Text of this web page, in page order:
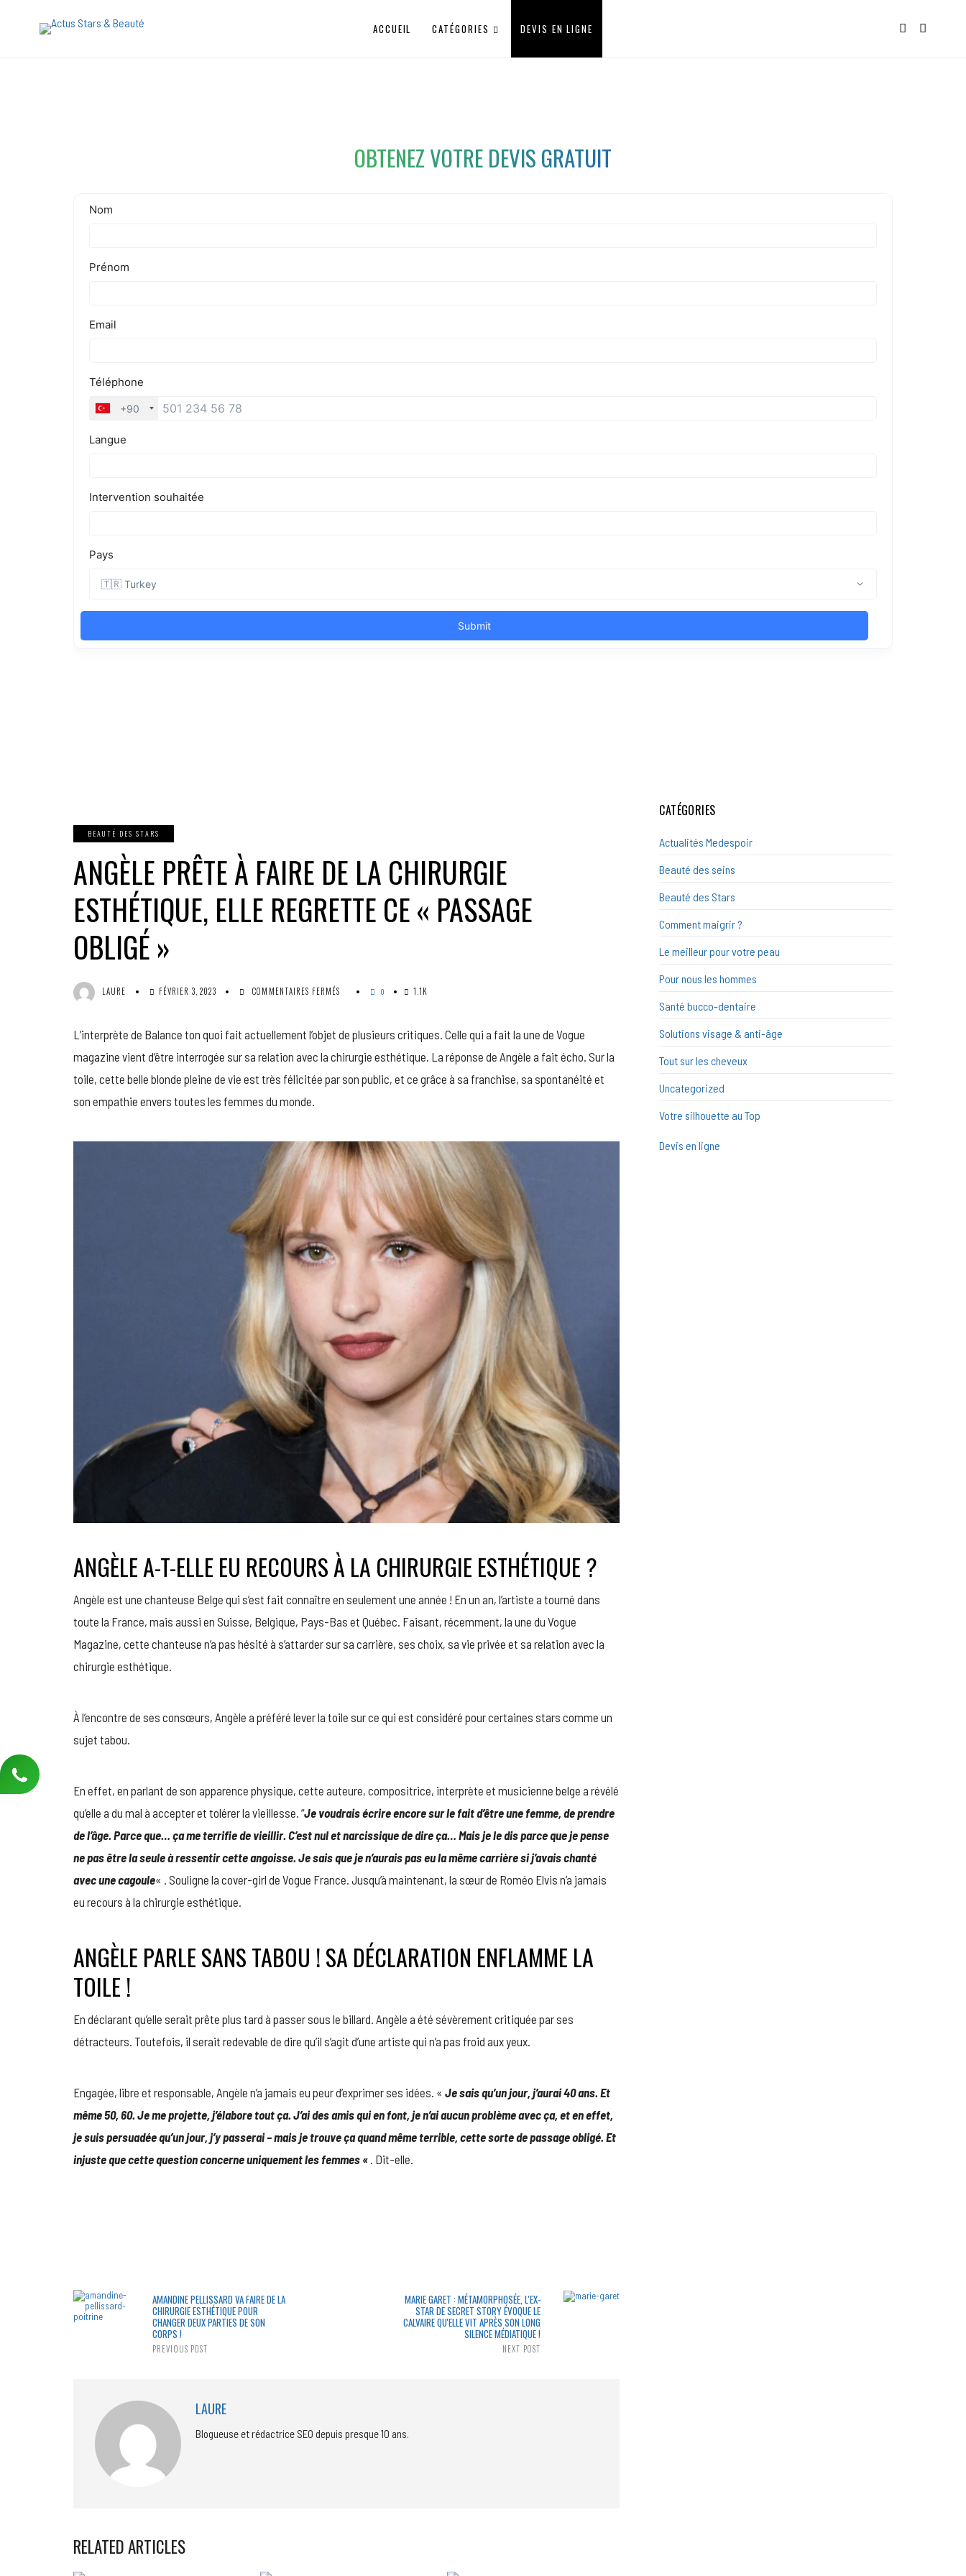
ACCUEIL CATÉGORIES DEVIS EN LIGNE
OBTENEZ VOTRE DEVIS GRATUIT
BEAUTÉ DES STARS
ANGÈLE PRÊTE À FAIRE DE LA CHIRURGIE
ESTHÉTIQUE, ELLE REGRETTE CE « PASSAGE
OBLIGÉ »
LAURE FÉVRIER 3, 2023 COMMENTAIRES FERMÉS
FAIRE
DE
CHIRURGIE
CE
« PASSAGE
OBLIGÉ »
0 1.1K
L’interprète de Balance ton quoi fait actuellement l’objet de plusieurs critiques. Celle qui a fait la une de Vogue
magazine vient d’être interrogée sur sa relation avec la chirurgie esthétique. La réponse de Angèle a fait écho. Sur la
toile, cette belle blonde pleine de vie est très félicitée par son public, et ce grâce à sa franchise, sa spontanéité et
son empathie envers toutes les femmes du monde.
ANGÈLE A-T-ELLE EU RECOURS À LA CHIRURGIE ESTHÉTIQUE ?
Angèle est une chanteuse Belge qui s’est fait connaître en seulement une année ! En un an, l’artiste a tourné dans
toute la France, mais aussi en Suisse, Belgique, Pays-Bas et Québec. Faisant, récemment, la une du Vogue
Magazine, cette chanteuse n’a pas hésité à s’attarder sur sa carrière, ses choix, sa vie privée et sa relation avec la
chirurgie esthétique.
À l’encontre de ses consœurs, Angèle a préféré lever la toile sur ce qui est considéré pour certaines stars comme un
sujet tabou.
En effet, en parlant de son apparence physique, cette auteure, compositrice, interprète et musicienne belge a révélé
qu’elle a du mal à accepter et tolérer la vieillesse. “Je voudrais écrire encore sur le fait d’être une femme, de prendre
de l’âge. Parce que… ça me terrifie de vieillir. C’est nul et narcissique de dire ça… Mais je le dis parce que je pense
ne pas être la seule à ressentir cette angoisse. Je sais que je n’aurais pas eu la même carrière si j’avais chanté
avec une cagoule« . Souligne la cover-girl de Vogue France. Jusqu’à maintenant, la sœur de Roméo Elvis n’a jamais
eu recours à la chirurgie esthétique.
ANGÈLE PARLE SANS TABOU ! SA DÉCLARATION ENFLAMME LA
TOILE !
En déclarant qu’elle serait prête plus tard à passer sous le billard. Angèle a été sévèrement critiquée par ses
détracteurs. Toutefois, il serait redevable de dire qu’il s’agit d’une artiste qui n’a pas froid aux yeux.
Engagée, libre et responsable, Angèle n’a jamais eu peur d’exprimer ses idées. « Je sais qu’un jour, j’aurai 40 ans. Et
même 50, 60. Je me projette, j’élabore tout ça. J’ai des amis qui en font, je n’ai aucun problème avec ça, et en effet,
je suis persuadée qu’un jour, j’y passerai – mais je trouve ça quand même terrible, cette sorte de passage obligé. Et
injuste que cette question concerne uniquement les femmes « . Dit-elle.
AMANDINE PELLISSARD VA FAIRE DE LA
CHIRURGIE ESTHÉTIQUE POUR
CHANGER DEUX PARTIES DE SON
CORPS !
PREVIOUS POST
MARIE GARET : MÉTAMORPHOSÉE, L'EX-
STAR DE SECRET STORY ÉVOQUE LE
CALVAIRE QU'ELLE VIT APRÈS SON LONG
SILENCE MÉDIATIQUE !
NEXT POST
LAURE
Blogueuse et rédactrice SEO depuis presque 10 ans.
RELATED ARTICLES
CATÉGORIES
Actualités Medespoir
Beauté des seins
Beauté des Stars
Comment maigrir ?
Le meilleur pour votre peau
Pour nous les hommes
Santé bucco-dentaire
Solutions visage & anti-âge
Tout sur les cheveux
Uncategorized
Votre silhouette au Top
Devis en ligne